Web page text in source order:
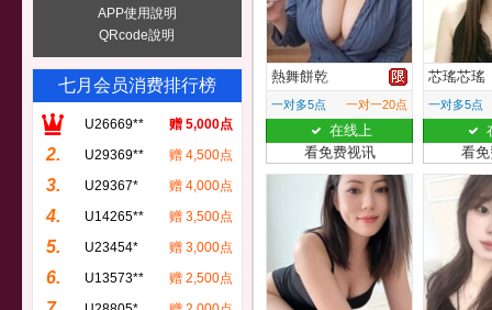
APP使用說明
QRcode說明
七月会员消费排行榜
U26669** 赠 5,000点
2. U29369** 赠 4,500点
3. U29367* 赠 4,000点
4. U14265** 赠 3,500点
5. U23454* 赠 3,000点
6. U13573** 赠 2,500点
熱舞餅乾
一对多5点 一对一20点
在线上
看免费视讯
芯瑤芯瑤
一对多5点
看